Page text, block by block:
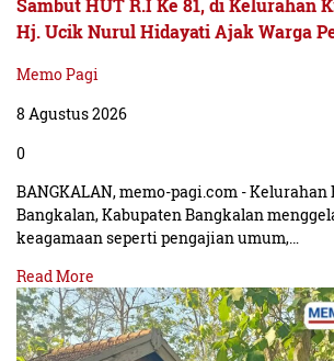
Sambut HUT R.I Ke 81, di Kelurahan
Hj. Ucik Nurul Hidayati Ajak Warga
Memo Pagi
8 Agustus 2026
0
BANGKALAN, memo-pagi.com -
Bangkalan, Kabupaten Bangkalan
keagamaan seperti pengajian umum,…
Read More